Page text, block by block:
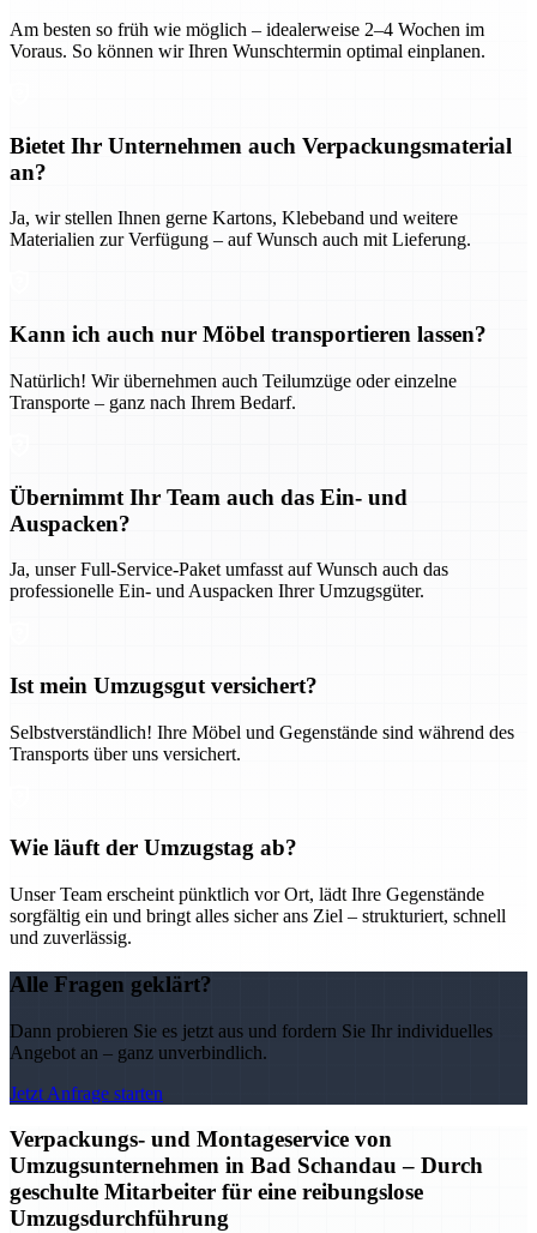
Am besten so früh wie möglich – idealerweise 2–4 Wochen im
Voraus. So können wir Ihren Wunschtermin optimal einplanen.
Bietet Ihr Unternehmen auch Verpackungsmaterial
an?
Ja, wir stellen Ihnen gerne Kartons, Klebeband und weitere
Materialien zur Verfügung – auf Wunsch auch mit Lieferung.
Kann ich auch nur Möbel transportieren lassen?
Natürlich! Wir übernehmen auch Teilumzüge oder einzelne
Transporte – ganz nach Ihrem Bedarf.
Übernimmt Ihr Team auch das Ein- und
Auspacken?
Ja, unser Full-Service-Paket umfasst auf Wunsch auch das
professionelle Ein- und Auspacken Ihrer Umzugsgüter.
Ist mein Umzugsgut versichert?
Selbstverständlich! Ihre Möbel und Gegenstände sind während des
Transports über uns versichert.
Wie läuft der Umzugstag ab?
Unser Team erscheint pünktlich vor Ort, lädt Ihre Gegenstände
sorgfältig ein und bringt alles sicher ans Ziel – strukturiert, schnell
und zuverlässig.
Alle Fragen geklärt?
Dann probieren Sie es jetzt aus und fordern Sie Ihr individuelles
Angebot an – ganz unverbindlich.
Jetzt Anfrage starten
Verpackungs- und Montageservice von
Umzugsunternehmen in Bad Schandau – Durch
geschulte Mitarbeiter für eine reibungslose
Umzugsdurchführung